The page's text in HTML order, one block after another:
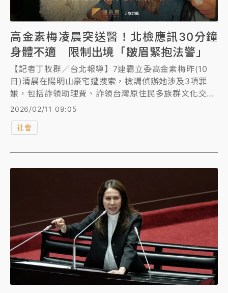
高金素梅凌晨突送醫！北檢應訊30分鐘
身體不適 限制出境「皺眉緊抱法警」
【記者丁牧群／台北報導】7連霸立委高金素梅昨(10
日)清晨在陽明山豪宅遭搜索，檢調偵辦她涉及3項罪
嫌，包括詐領助理費、詐領台灣原住民多族群文化交流
協會得自原民會、台電、中油的「敦親睦鄰費」補助
國大陸製新冠快篩試劑給樁腳，涉犯《貪污治罪條例》
《醫療器材管理法》未經核准擅自輸入醫療器材等罪。
台北地檢署昨指揮調查局國安站兵分30路搜索高金素梅
住處、立院辦公室等地，約談高金與助理、廠商及屏東
縣議員越秋女、台東縣議員陳政宗、花蓮縣議員簡智隆
等18人，漏夜複訊其中13人。高金素梅今凌晨零時54
分被調查官移送北檢複訊，但1時30分因身體不適，檢
察官同意她由助理陪同緊急送醫，但諭令限制出境、出
海。 至於高金素梅助理、金曲歌王Matzka岳父張俊傑
遭聲押禁見、Matzka妻子雲雅舜50萬元交保、限制出
境出海。
2026/02/11 09:05
社會